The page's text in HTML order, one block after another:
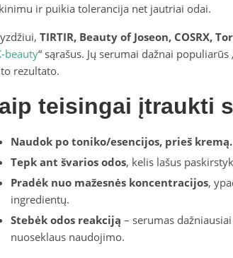
ir puikia tolerancija net jautriai odai.
TIRTIR, Beauty of Joseon, COSRX,
beauty“ sąrašus. Jų serumai dažnai
rezultato.
teisingai įtraukti
Naudok po toniko/esencijos, prieš kremą.
Tepk ant švarios odos, kelis lašus
Pradėk nuo mažesnės koncentracijos,
ingredientų.
Stebėk odos reakciją – serumas
nuoseklaus naudojimo.